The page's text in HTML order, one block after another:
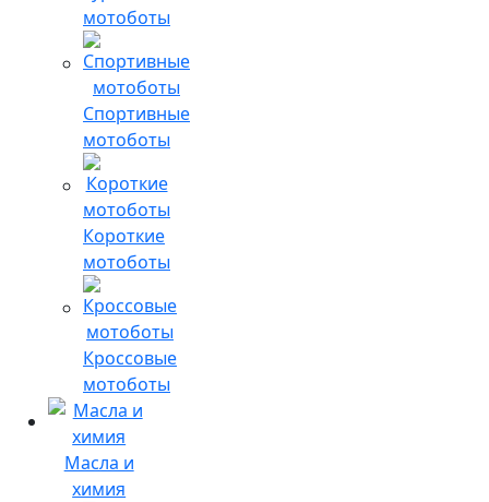
мотоботы
Спортивные
мотоботы
Короткие
мотоботы
Кроссовые
мотоботы
Масла и
химия